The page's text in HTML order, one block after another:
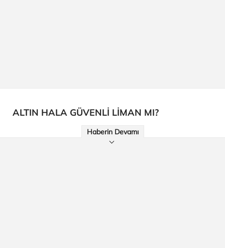
ALTIN HALA GÜVENLİ LİMAN MI?
Haberin Devamı